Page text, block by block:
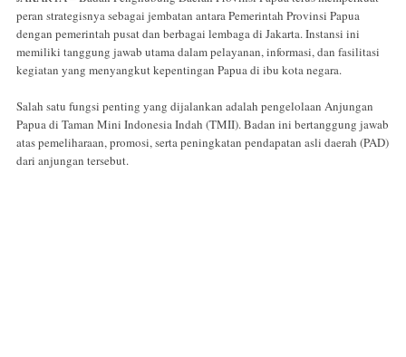
peran strategisnya sebagai jembatan antara Pemerintah Provinsi Papua
dengan pemerintah pusat dan berbagai lembaga di Jakarta. Instansi ini
memiliki tanggung jawab utama dalam pelayanan, informasi, dan fasilitasi
kegiatan yang menyangkut kepentingan Papua di ibu kota negara.
Salah satu fungsi penting yang dijalankan adalah pengelolaan Anjungan
Papua di Taman Mini Indonesia Indah (TMII). Badan ini bertanggung jawab
atas pemeliharaan, promosi, serta peningkatan pendapatan asli daerah (PAD)
dari anjungan tersebut.